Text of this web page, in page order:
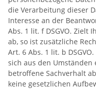
die Verarbeitung dieser
Interesse an der
Abs. 1 lit. f DSGVO. Zielt
ab, so ist zusätzliche
Art. 6 Abs. 1 lit. b
sich aus den Umständen
betroffene Sachverhalt
keine gesetzlichen